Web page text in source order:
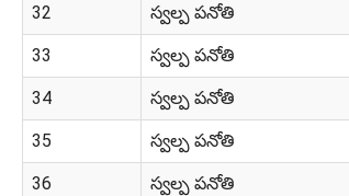
32 స్వల్ప పనోతి
33 స్వల్ప పనోతి
34 స్వల్ప పనోతి
35 స్వల్ప పనోతి
36 స్వల్ప పనోతి